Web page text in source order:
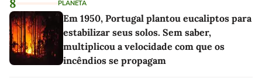
8 PLANETA
Em 1950, Portugal plantou eucaliptos para
estabilizar seus solos. Sem saber,
multiplicou a velocidade com que os
incêndios se propagam